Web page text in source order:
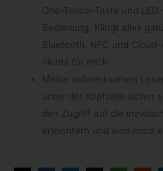
One-​Touch-​Taste und
Bedie­nung. Klingt alles
Blue­tooth, NFC und
nichts für mich.
Meine auf­merk­sa­men
unter der Kopf­zeile sicher
den Zugriff auf die
erleich­tern und wird noch